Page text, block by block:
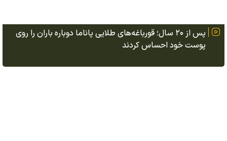
پس از ۲۰ سال؛ قورباغه‌های طلایی پاناما دوباره باران را روی
پوست خود احساس کردند